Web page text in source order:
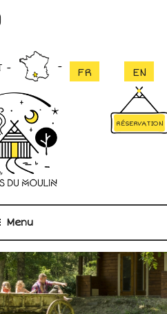
Menu
RÉSERVATION